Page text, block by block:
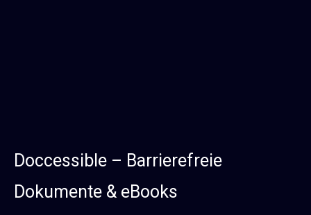
Doccessible – Barrierefreie
Dokumente & eBooks